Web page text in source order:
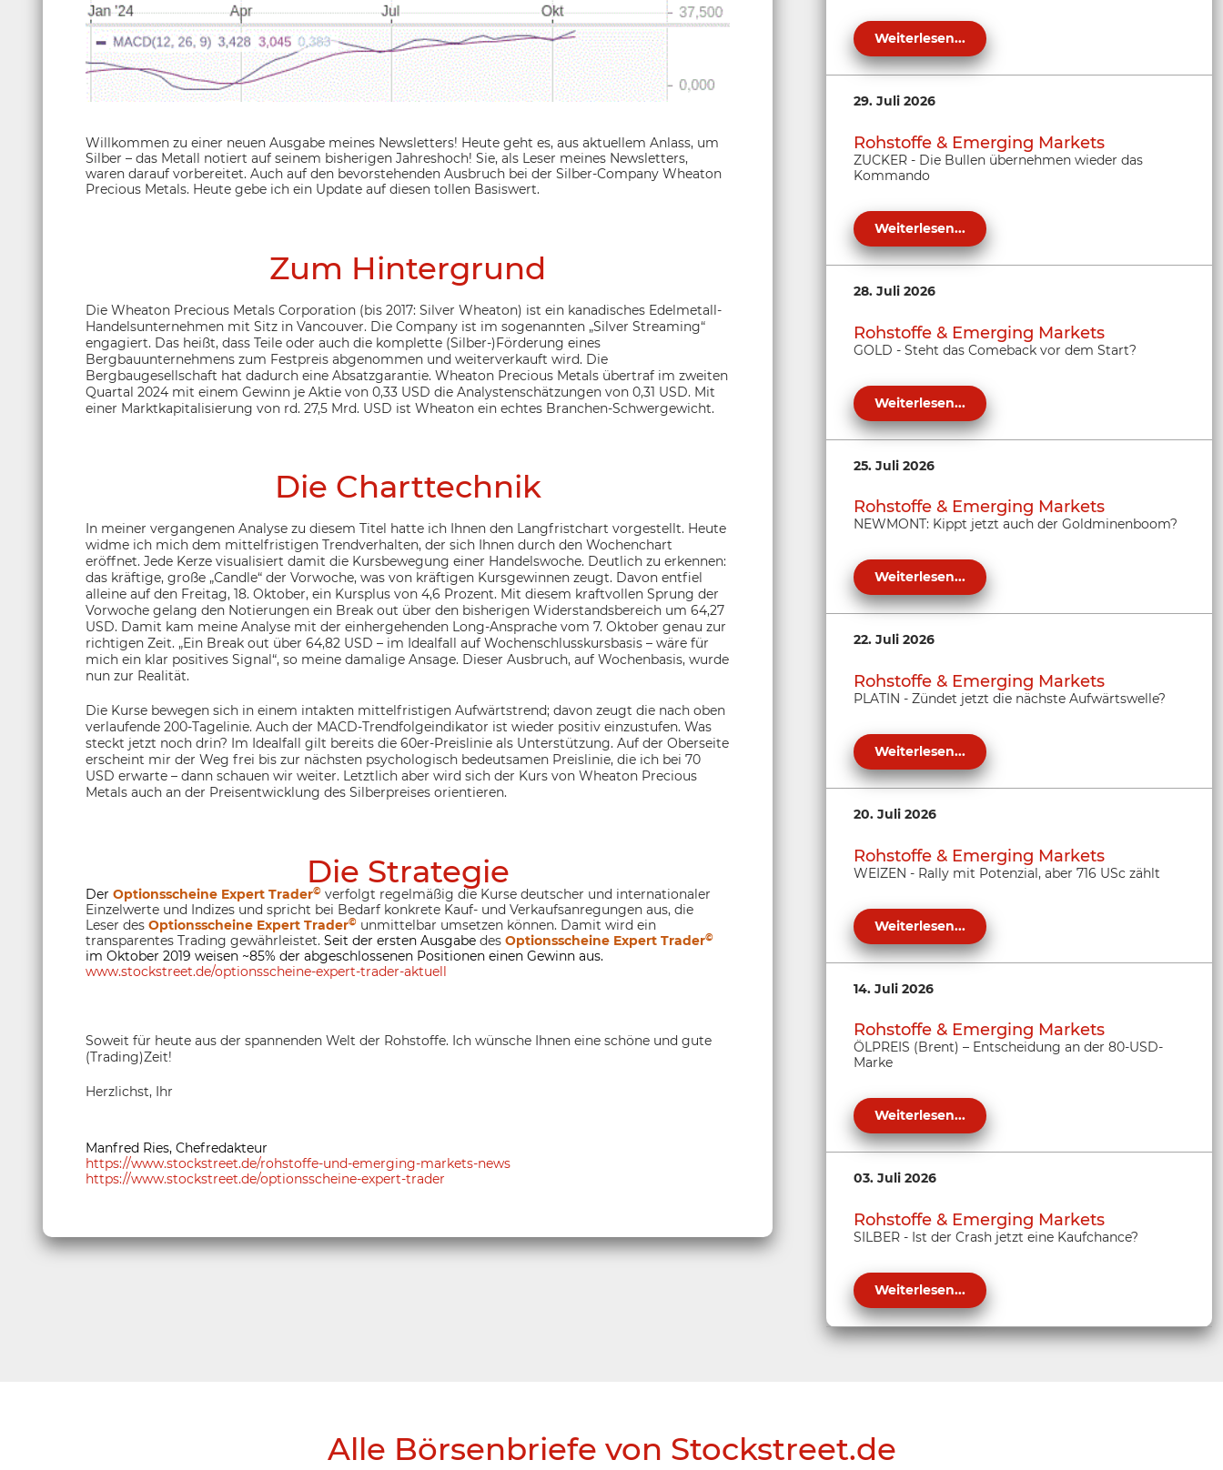
Willkommen zu einer neuen Ausgabe meines Newsletters! Heute geht es, aus aktuellem Anlass, um
Silber – das Metall notiert auf seinem bisherigen Jahreshoch! Sie, als Leser meines Newsletters,
waren darauf vorbereitet. Auch auf den bevorstehenden Ausbruch bei der Silber-Company Wheaton
Precious Metals. Heute gebe ich ein Update auf diesen tollen Basiswert.
Zum Hintergrund
Die Wheaton Precious Metals Corporation (bis 2017: Silver Wheaton) ist ein kanadisches Edelmetall-
Handelsunternehmen mit Sitz in Vancouver. Die Company ist im sogenannten „Silver Streaming“
engagiert. Das heißt, dass Teile oder auch die komplette (Silber-)Förderung eines
Bergbauunternehmens zum Festpreis abgenommen und weiterverkauft wird. Die
Bergbaugesellschaft hat dadurch eine Absatzgarantie. Wheaton Precious Metals übertraf im zweiten
Quartal 2024 mit einem Gewinn je Aktie von 0,33 USD die Analystenschätzungen von 0,31 USD. Mit
einer Marktkapitalisierung von rd. 27,5 Mrd. USD ist Wheaton ein echtes Branchen-Schwergewicht.
Die Charttechnik
In meiner vergangenen Analyse zu diesem Titel hatte ich Ihnen den Langfristchart vorgestellt. Heute
widme ich mich dem mittelfristigen Trendverhalten, der sich Ihnen durch den Wochenchart
eröffnet. Jede Kerze visualisiert damit die Kursbewegung einer Handelswoche. Deutlich zu erkennen:
das kräftige, große „Candle“ der Vorwoche, was von kräftigen Kursgewinnen zeugt. Davon entfiel
alleine auf den Freitag, 18. Oktober, ein Kursplus von 4,6 Prozent. Mit diesem kraftvollen Sprung der
Vorwoche gelang den Notierungen ein Break out über den bisherigen Widerstandsbereich um 64,27
USD. Damit kam meine Analyse mit der einhergehenden Long-Ansprache vom 7. Oktober genau zur
richtigen Zeit. „Ein Break out über 64,82 USD – im Idealfall auf Wochenschlusskursbasis – wäre für
mich ein klar positives Signal“, so meine damalige Ansage. Dieser Ausbruch, auf Wochenbasis, wurde
nun zur Realität.
Die Kurse bewegen sich in einem intakten mittelfristigen Aufwärtstrend; davon zeugt die nach oben
verlaufende 200-Tagelinie. Auch der MACD-Trendfolgeindikator ist wieder positiv einzustufen. Was
steckt jetzt noch drin? Im Idealfall gilt bereits die 60er-Preislinie als Unterstützung. Auf der Oberseite
erscheint mir der Weg frei bis zur nächsten psychologisch bedeutsamen Preislinie, die ich bei 70
USD erwarte – dann schauen wir weiter. Letztlich aber wird sich der Kurs von Wheaton Precious
Metals auch an der Preisentwicklung des Silberpreises orientieren.
Die Strategie
Der Optionsscheine Expert Trader© verfolgt regelmäßig die Kurse deutscher und internationaler
Einzelwerte und Indizes und spricht bei Bedarf konkrete Kauf- und Verkaufsanregungen aus, die
Leser des Optionsscheine Expert Trader© unmittelbar umsetzen können. Damit wird ein
transparentes Trading gewährleistet. Seit der ersten Ausgabe des Optionsscheine Expert Trader©
im Oktober 2019 weisen ~85% der abgeschlossenen Positionen einen Gewinn aus.
www.stockstreet.de/optionsscheine-expert-trader-aktuell
Soweit für heute aus der spannenden Welt der Rohstoffe. Ich wünsche Ihnen eine schöne und gute
(Trading)Zeit!
Herzlichst, Ihr
Manfred Ries, Chefredakteur
https://www.stockstreet.de/rohstoffe-und-emerging-markets-news
https://www.stockstreet.de/optionsscheine-expert-trader
Weiterlesen...
29. Juli 2026
Rohstoffe & Emerging Markets
ZUCKER - Die Bullen übernehmen wieder das
Kommando
Weiterlesen...
28. Juli 2026
Rohstoffe & Emerging Markets
GOLD - Steht das Comeback vor dem Start?
Weiterlesen...
25. Juli 2026
Rohstoffe & Emerging Markets
NEWMONT: Kippt jetzt auch der Goldminenboom?
Weiterlesen...
22. Juli 2026
Rohstoffe & Emerging Markets
PLATIN - Zündet jetzt die nächste Aufwärtswelle?
Weiterlesen...
20. Juli 2026
Rohstoffe & Emerging Markets
WEIZEN - Rally mit Potenzial, aber 716 USc zählt
Weiterlesen...
14. Juli 2026
Rohstoffe & Emerging Markets
ÖLPREIS (Brent) – Entscheidung an der 80-USD-
Marke
Weiterlesen...
03. Juli 2026
Rohstoffe & Emerging Markets
SILBER - Ist der Crash jetzt eine Kaufchance?
Weiterlesen...
Alle Börsenbriefe von Stockstreet.de